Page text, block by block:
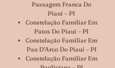
Passagem Franca Do
Piauí – PI
Constelação Familiar Em
Patos Do Piauí – PI
Constelação Familiar Em
Pau D’Arco Do Piauí – PI
Constelação Familiar Em